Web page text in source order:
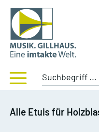
Alle Etuis für